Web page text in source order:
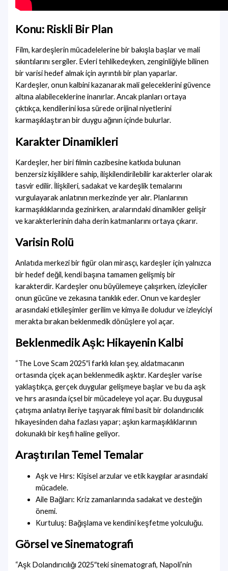
Konu: Riskli Bir Plan
Film, kardeşlerin mücadelelerine bir bakışla başlar ve mali
sıkıntılarını sergiler. Evleri tehlikedeyken, zenginliğiyle bilinen
bir varisi hedef almak için ayrıntılı bir plan yaparlar.
Kardeşler, onun kalbini kazanarak mali geleceklerini güvence
altına alabileceklerine inanırlar. Ancak planları ortaya
çıktıkça, kendilerini kısa sürede orijinal niyetlerini
karmaşıklaştıran bir duygu ağının içinde bulurlar.
Karakter Dinamikleri
Kardeşler, her biri filmin cazibesine katkıda bulunan
benzersiz kişiliklere sahip, ilişkilendirilebilir karakterler olarak
tasvir edilir. İlişkileri, sadakat ve kardeşlik temalarını
vurgulayarak anlatının merkezinde yer alır. Planlarının
karmaşıklıklarında gezinirken, aralarındaki dinamikler gelişir
ve karakterlerinin daha derin katmanlarını ortaya çıkarır.
Varisin Rolü
Anlatıda merkezi bir figür olan mirasçı, kardeşler için yalnızca
bir hedef değil, kendi başına tamamen gelişmiş bir
karakterdir. Kardeşler onu büyülemeye çalışırken, izleyiciler
onun gücüne ve zekasına tanıklık eder. Onun ve kardeşler
arasındaki etkileşimler gerilim ve kimya ile doludur ve izleyiciyi
merakta bırakan beklenmedik dönüşlere yol açar.
Beklenmedik Aşk: Hikayenin Kalbi
“The Love Scam 2025″i farklı kılan şey, aldatmacanın
ortasında çiçek açan beklenmedik aşktır. Kardeşler varise
yaklaştıkça, gerçek duygular gelişmeye başlar ve bu da aşk
ve hırs arasında içsel bir mücadeleye yol açar. Bu duygusal
çatışma anlatıyı ileriye taşıyarak filmi basit bir dolandırıcılık
hikayesinden daha fazlası yapar; aşkın karmaşıklıklarının
dokunaklı bir keşfi haline geliyor.
Araştırılan Temel Temalar
Aşk ve Hırs: Kişisel arzular ve etik kaygılar arasındaki
mücadele.
Aile Bağları: Kriz zamanlarında sadakat ve desteğin
önemi.
Kurtuluş: Bağışlama ve kendini keşfetme yolculuğu.
Görsel ve Sinematografi
“Aşk Dolandırıcılığı 2025″teki sinematografi, Napoli’nin